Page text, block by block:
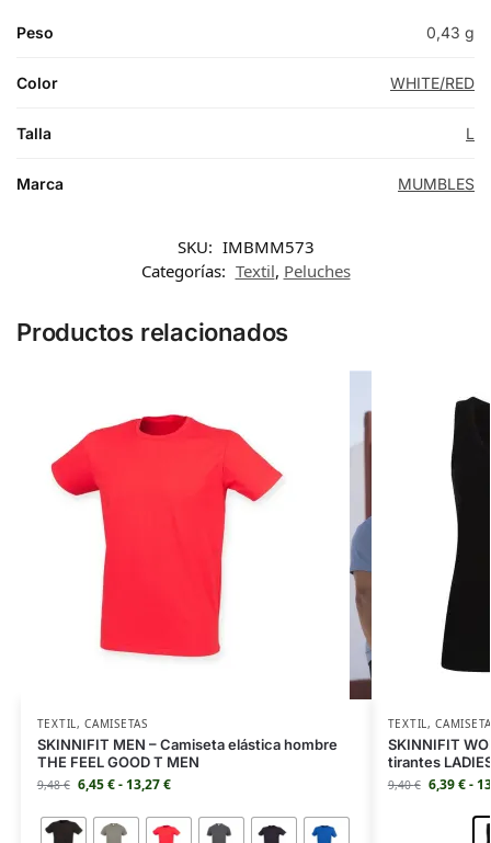
Peso 0,43 g
Color WHITE/RED
Talla L
Marca MUMBLES
SKU: IMBMM573
Categorías: Textil, Peluches
Productos relacionados
TEXTIL ,CAMISETAS
SKINNIFIT MEN – Camiseta elástica hombre
THE FEEL GOOD T MEN
9,48€ 6,45€- 13,27€
TEXTIL ,
SKINNIFIT
tirantes
9,40€ 6,39€-